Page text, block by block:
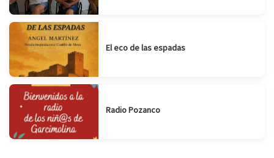
El eco de las espadas
Radio Pozanco